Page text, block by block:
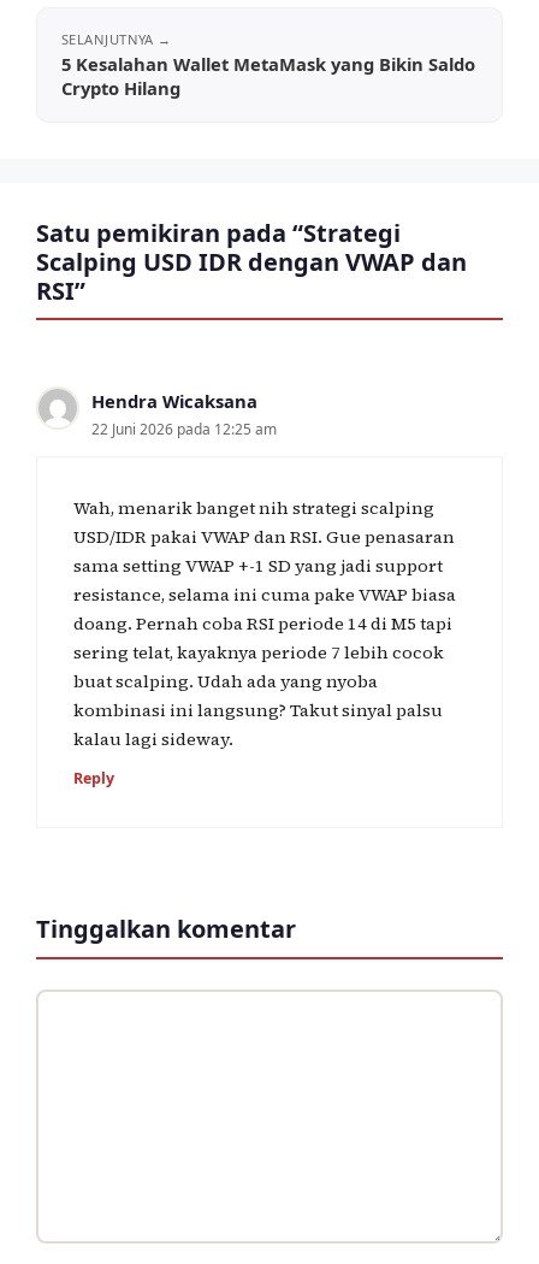
5 Kesalahan Wallet MetaMask yang Bikin Saldo
Crypto Hilang
Satu pemikiran pada “Strategi
Scalping USD IDR dengan VWAP dan
RSI”
Hendra Wicaksana
22 Juni 2026 pada 12:25 am
Wah, menarik banget nih strategi scalping
USD/IDR pakai VWAP dan RSI. Gue penasaran
sama setting VWAP +-1 SD yang jadi support
resistance, selama ini cuma pake VWAP biasa
doang. Pernah coba RSI periode 14 di M5 tapi
sering telat, kayaknya periode 7 lebih cocok
buat scalping. Udah ada yang nyoba
kombinasi ini langsung? Takut sinyal palsu
kalau lagi sideway.
Reply
Tinggalkan komentar
Komentar
Nama
Surel
Situs